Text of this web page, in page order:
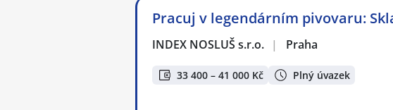
Pracuj v legendárním pivovaru:
INDEX NOSLUŠ s.r.o. | Praha
33 400 – 41 000 Kč Plný úvazek